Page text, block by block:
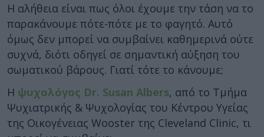
Η αλήθεια είναι πως όλοι έχουμε την τάση να το
παρακάνουμε πότε-πότε με το φαγητό. Αυτό
όμως δεν μπορεί να συμβαίνει καθημερινά ούτε
συχνά, διότι οδηγεί σε σημαντική αύξηση του
σωματικού βάρους. Γιατί τότε το κάνουμε;
Η ψυχολόγος Dr. Susan Albers, από το Τμήμα
Ψυχιατρικής & Ψυχολογίας του Κέντρου Υγείας
της Οικογένειας Wooster της Cleveland Clinic, τι